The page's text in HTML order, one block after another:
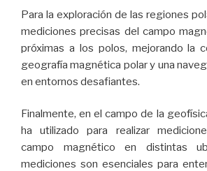
Para la exploración de las regiones
mediciones precisas del campo
próximas a los polos, mejorando la
geografía magnética polar y una
en entornos desafiantes.
Finalmente, en el campo de la
ha utilizado para realizar
campo magnético en distintas
mediciones son esenciales para